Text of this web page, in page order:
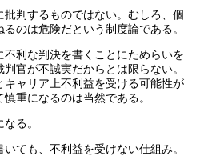
判するものではない。むしろ、個
のは危険だという制度論である。
利な判決を書くことにためらいを
官が不誠実だからとは限らない。
ャリア上不利益を受ける可能性が
重になるのは当然である。
る。
ても、不利益を受けない仕組み。